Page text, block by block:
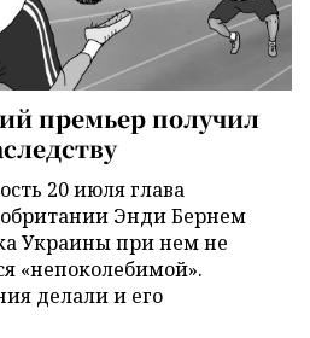
премьер получил
20 июля глава
Энди Бернем
Украины при нем не
«непоколебимой».
делали и его